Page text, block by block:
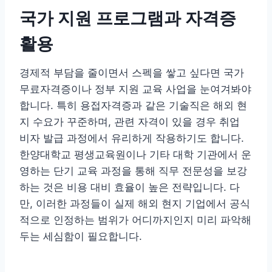
국가 지원 프로그램과 자격증
활용
경제적 부담을 줄이면서 스펙을 쌓고 싶다면 국가
무료자격증이나 정부 지원 교육 사업을 눈여겨봐야
합니다. 특히 용접자격증과 같은 기술직은 해외 현
지 수요가 꾸준하며, 관련 자격이 있을 경우 취업
비자 발급 과정에서 유리하게 작용하기도 합니다.
한양대학교 평생교육원이나 기타 대학 기관에서 운
영하는 단기 교육 과정을 통해 직무 전문성을 보강
하는 것은 비용 대비 효율이 높은 전략입니다. 다
만, 이러한 과정들이 실제 해외 현지 기업에서 공식
적으로 인정하는 범위가 어디까지인지 미리 파악해
두는 세심함이 필요합니다.